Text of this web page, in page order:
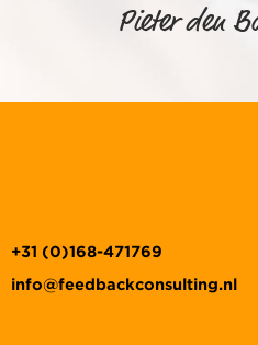
Pieter den
+31 (0)168-471769
info@feedbackconsulting.nl